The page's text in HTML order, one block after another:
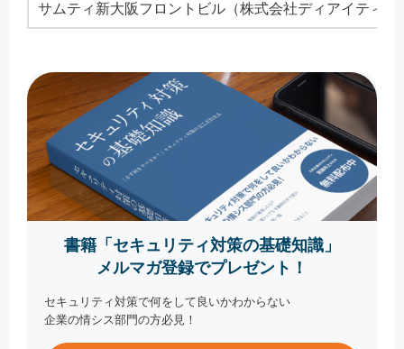
サムティ新大阪フロントビル（株式会社ディアイティ内
書籍「セキュリティ対策の基礎知識」
メルマガ登録でプレゼント！
セキュリティ対策で何をして良いかわからない
企業の情シス部門の方必見！